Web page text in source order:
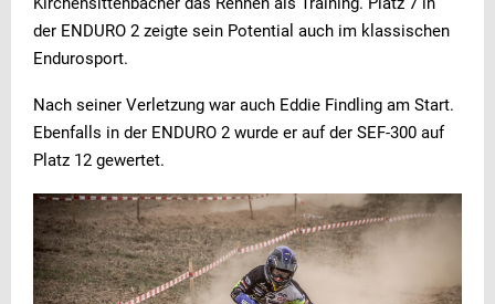
der ENDURO 2 zeigte sein Potential auch im klassischen
Endurosport.
Nach seiner Verletzung war auch Eddie Findling am Start.
Ebenfalls in der ENDURO 2 wurde er auf der SEF-300 auf
Platz 12 gewertet.